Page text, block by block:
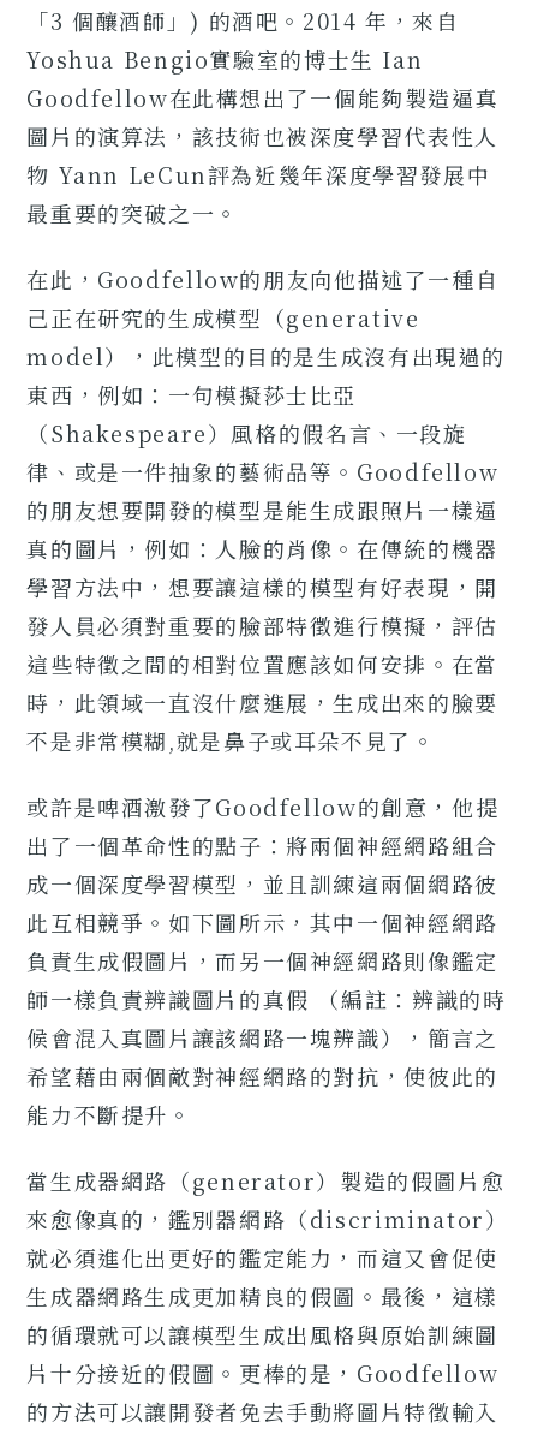
「3 個釀酒師」) 的酒吧。2014 年，來自
Yoshua Bengio實驗室的博士生 Ian
Goodfellow在此構想出了一個能夠製造逼真
圖片的演算法，該技術也被深度學習代表性人
物 Yann LeCun評為近幾年深度學習發展中
最重要的突破之一。
在此，Goodfellow的朋友向他描述了一種自
己正在研究的生成模型（generative
model），此模型的目的是生成沒有出現過的
東西，例如：一句模擬莎士比亞
（Shakespeare）風格的假名言、一段旋
律、或是一件抽象的藝術品等。Goodfellow
的朋友想要開發的模型是能生成跟照片一樣逼
真的圖片，例如：人臉的肖像。在傳統的機器
學習方法中，想要讓這樣的模型有好表現，開
發人員必須對重要的臉部特徵進行模擬，評估
這些特徵之間的相對位置應該如何安排。在當
時，此領域一直沒什麼進展，生成出來的臉要
不是非常模糊,就是鼻子或耳朵不見了。
或許是啤酒激發了Goodfellow的創意，他提
出了一個革命性的點子：將兩個神經網路組合
成一個深度學習模型，並且訓練這兩個網路彼
此互相競爭。如下圖所示，其中一個神經網路
負責生成假圖片，而另一個神經網路則像鑑定
師一樣負責辨識圖片的真假 （編註：辨識的時
候會混入真圖片讓該網路一塊辨識），簡言之
希望藉由兩個敵對神經網路的對抗，使彼此的
能力不斷提升。
當生成器網路（generator）製造的假圖片愈
來愈像真的，鑑別器網路（discriminator）
就必須進化出更好的鑑定能力，而這又會促使
生成器網路生成更加精良的假圖。最後，這樣
的循環就可以讓模型生成出風格與原始訓練圖
片十分接近的假圖。更棒的是，Goodfellow
的方法可以讓開發者免去手動將圖片特徵輸入